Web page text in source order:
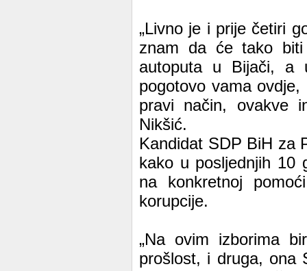
„Livno je i prije četiri
znam da će tako
autoputa u Bijači, a
pogotovo vama
pravi način, ovakve
Nikšić.
Kandidat SDP BiH za
kako u posljednjih 10
na konkretnoj
korupcije.
„Na ovim izborima
prošlost, i druga, ona